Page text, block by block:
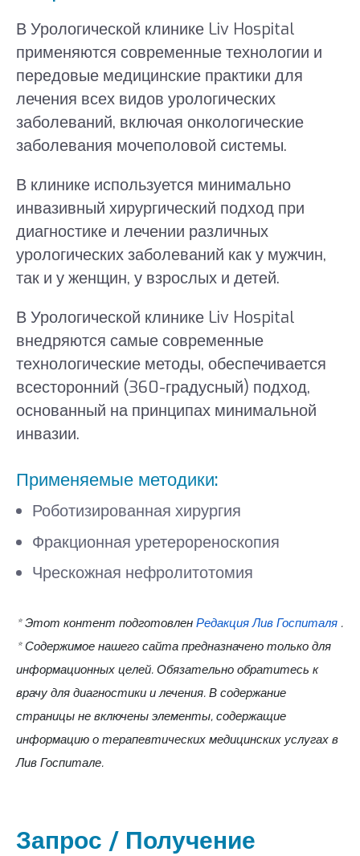
В Урологической клинике Liv Hospital
применяются современные технологии и
передовые медицинские практики для
лечения всех видов урологических
заболеваний, включая онкологические
заболевания мочеполовой системы.
В клинике используется минимально
инвазивный хирургический подход при
диагностике и лечении различных
урологических заболеваний как у мужчин,
так и у женщин, у взрослых и детей.
В Урологической клинике Liv Hospital
внедряются самые современные
технологические методы, обеспечивается
всесторонний (360-градусный) подход,
основанный на принципах минимальной
инвазии.
Применяемые методики:
Роботизированная хирургия
Фракционная уретерореноскопия
Чрескожная нефролитотомия
* Этот контент подготовлен Редакция Лив Госпиталя.
* Содержимое нашего сайта предназначено только для
информационных целей. Обязательно обратитесь к
врачу для диагностики и лечения. В содержание
страницы не включены элементы, содержащие
информацию о терапевтических медицинских услугах в
Лив Госпитале.
Запрос / Получение